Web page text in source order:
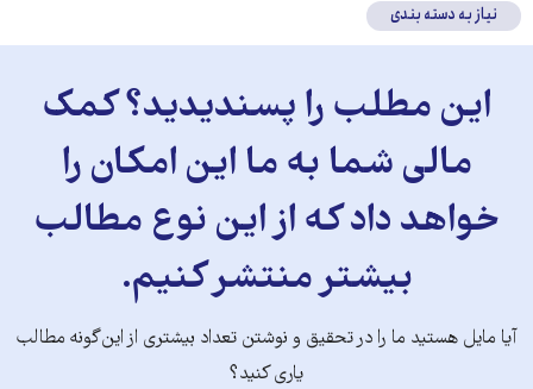
نیاز به دسته بندی
این مطلب را پسندیدید؟ کمک
مالی شما به ما این امکان را
خواهد داد که از این نوع مطالب
بیشتر منتشر کنیم.
آیا مایل هستید ما را در تحقیق و نوشتن تعداد بیشتری از این‌گونه مطالب
یاری کنید؟